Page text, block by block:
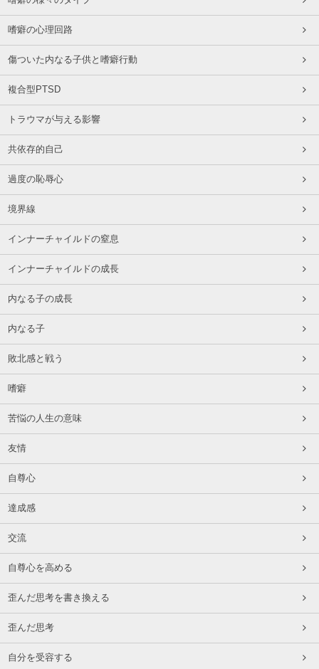
嗜癖の心理回路
傷ついた内なる子供と嗜癖行動
複合型PTSD
トラウマが与える影響
共依存的自己
過度の恥辱心
境界線
インナーチャイルドの窒息
インナーチャイルドの成長
内なる子の成長
内なる子
敗北感と戦う
嗜癖
苦悩の人生の意味
友情
自尊心
達成感
交流
自尊心を高める
歪んだ思考を書き換える
歪んだ思考
自分を受容する